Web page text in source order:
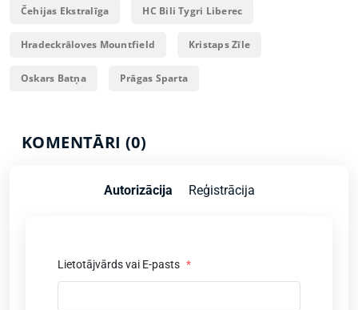
Čehijas Ekstralīga HC Bili Tygri Liberec
Hradeckrāloves Mountfield Kristaps Zīle
Oskars Batņa Prāgas Sparta
KOMENTĀRI (0)
Autorizācija Reģistrācija
Lietotājvārds vai E-pasts *